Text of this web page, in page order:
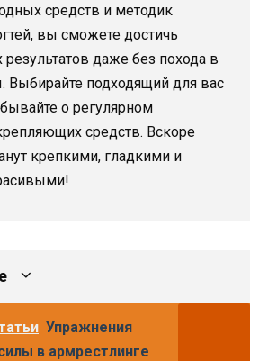
средств и методик
вы сможете достичь
даже без похода в
Выбирайте подходящий для вас
о регулярном
средств. Вскоре
крепкими, гладкими и
Упражнения
в армрестлинге